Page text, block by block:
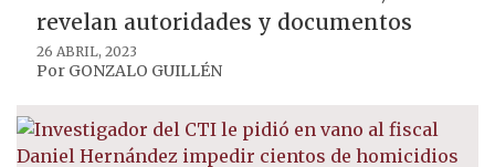
revelan autoridades y documentos
26 ABRIL, 2023
Por GONZALO GUILLÉN